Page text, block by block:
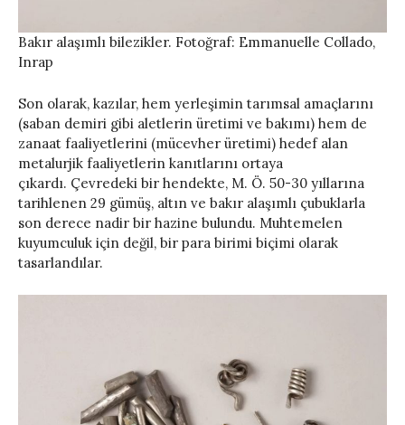
Bakır alaşımlı bilezikler. Fotoğraf: Emmanuelle Collado,
Inrap
Son olarak, kazılar, hem yerleşimin tarımsal amaçlarını
(saban demiri gibi aletlerin üretimi ve bakımı) hem de
zanaat faaliyetlerini (mücevher üretimi) hedef alan
metalurjik faaliyetlerin kanıtlarını ortaya
çıkardı. Çevredeki bir hendekte, M. Ö. 50-30 yıllarına
tarihlenen 29 gümüş, altın ve bakır alaşımlı çubuklarla
son derece nadir bir hazine bulundu. Muhtemelen
kuyumculuk için değil, bir para birimi biçimi olarak
tasarlandılar.